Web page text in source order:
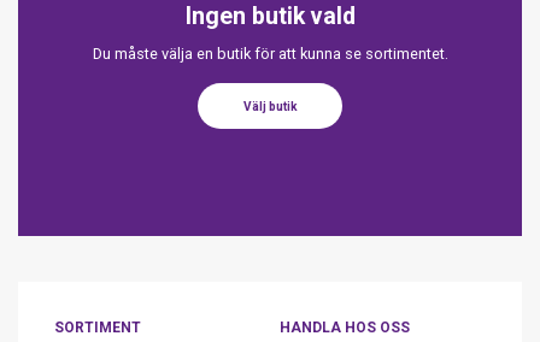
Ingen butik vald
Du måste välja en butik för att kunna se sortimentet.
Välj butik
SORTIMENT HANDLA HOS OSS